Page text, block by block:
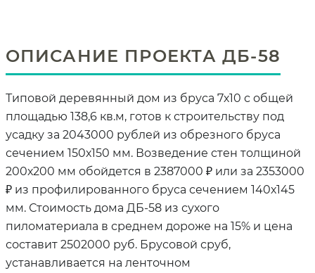
ОПИСАНИЕ ПРОЕКТА ДБ-58
Типовой деревянный дом из бруса 7х10 с общей
площадью 138,6 кв.м, готов к строительству под
усадку за 2043000 рублей из обрезного бруса
сечением 150х150 мм. Возведение стен толщиной
200х200 мм обойдется в 2387000 ₽ или за 2353000
₽ из профилированного бруса сечением 140х145
мм. Стоимость дома ДБ-58 из сухого
пиломатериала в среднем дороже на 15% и цена
составит 2502000 руб. Брусовой сруб,
устанавливается на ленточном